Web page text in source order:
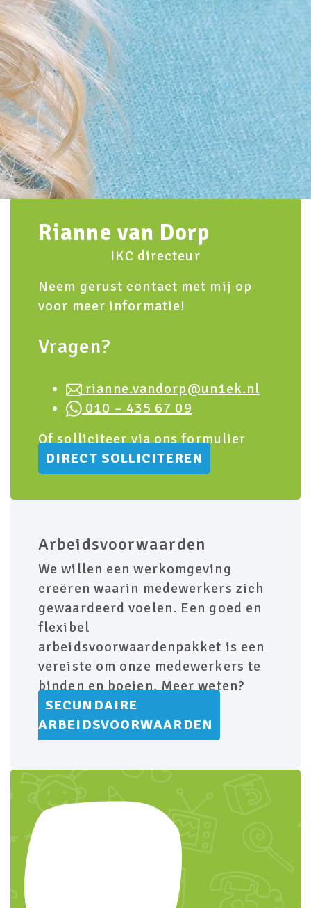
Rianne van Dorp
IKC directeur
Neem gerust contact met mij op
voor meer informatie!
Vragen?
rianne.vandorp@un1ek.nl
010 – 435 67 09
Of solliciteer via ons formulier
DIRECT SOLLICITEREN
Arbeidsvoorwaarden
We willen een werkomgeving
creëren waarin medewerkers zich
gewaardeerd voelen. Een goed en
flexibel
arbeidsvoorwaardenpakket is een
vereiste om onze medewerkers te
binden en boeien. Meer weten?
SECUNDAIRE
ARBEIDSVOORWAARDEN